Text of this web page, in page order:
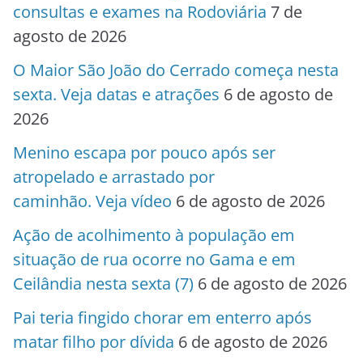
consultas e exames na Rodoviária 7 de
agosto de 2026
O Maior São João do Cerrado começa nesta
sexta. Veja datas e atrações 6 de agosto de
2026
Menino escapa por pouco após ser
atropelado e arrastado por
caminhão. Veja vídeo 6 de agosto de 2026
Ação de acolhimento à população em
situação de rua ocorre no Gama e em
Ceilândia nesta sexta (7) 6 de agosto de 2026
Pai teria fingido chorar em enterro após
matar filho por dívida 6 de agosto de 2026